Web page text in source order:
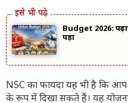
Budget 2026:
पड़ा
NSC का फायदा यह भी है कि
के रूप में दिखा सकते हैं। यह